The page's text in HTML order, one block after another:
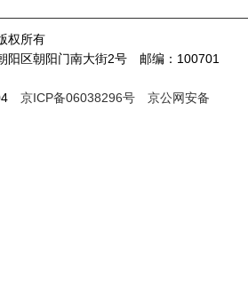
权所有
阳区朝阳门南大街2号 邮编：100701
京ICP备06038296号
京公网安备